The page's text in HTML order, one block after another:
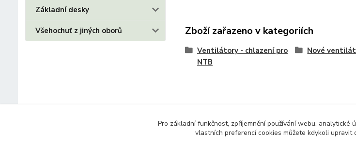
Základní desky
Všehochuť z jiných oborů Zboží zařazeno v kategoriích
Ventilátory - chlazení pro
NTB
Nové
Pro základní funkčnost, zpříjemnění používání webu, analytické
vlastních preferencí cookies můžete kdykoli upravit